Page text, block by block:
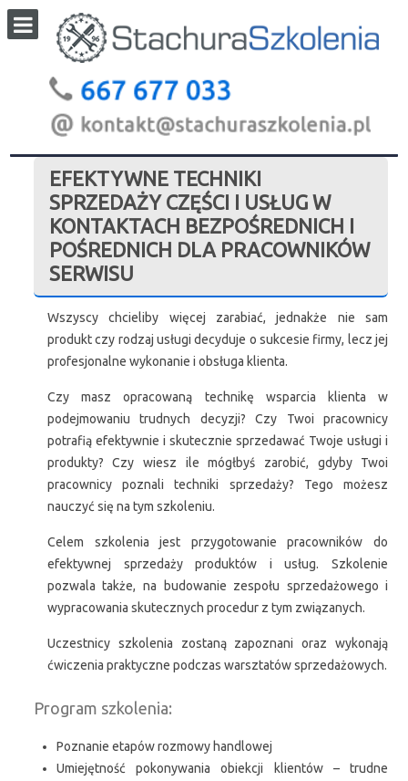
EFEKTYWNE TECHNIKI
SPRZEDAŻY CZĘŚCI I USŁUG W
KONTAKTACH BEZPOŚREDNICH I
POŚREDNICH DLA PRACOWNIKÓW
SERWISU
Wszyscy chcieliby więcej zarabiać, jednakże nie sam
produkt czy rodzaj usługi decyduje o sukcesie firmy, lecz jej
profesjonalne wykonanie i obsługa klienta.
Czy masz opracowaną technikę wsparcia klienta w
podejmowaniu trudnych decyzji? Czy Twoi pracownicy
potrafią efektywnie i skutecznie sprzedawać Twoje usługi i
produkty? Czy wiesz ile mógłbyś zarobić, gdyby Twoi
pracownicy poznali techniki sprzedaży? Tego możesz
nauczyć się na tym szkoleniu.
Celem szkolenia jest przygotowanie pracowników do
efektywnej sprzedaży produktów i usług. Szkolenie
pozwala także, na budowanie zespołu sprzedażowego i
wypracowania skutecznych procedur z tym związanych.
Uczestnicy szkolenia zostaną zapoznani oraz wykonają
ćwiczenia praktyczne podczas warsztatów sprzedażowych.
Program szkolenia:
Poznanie etapów rozmowy handlowej
Umiejętność pokonywania obiekcji klientów – trudne